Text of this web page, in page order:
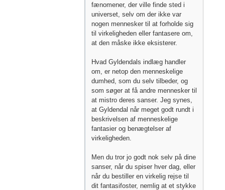
fænomener, der ville finde sted i
universet, selv om der ikke var
nogen mennesker til at forholde sig
til virkeligheden eller fantasere om,
at den måske ikke eksisterer.
Hvad Gyldendals indlæg handler
om, er netop den menneskelige
dumhed, som du selv tilbeder, og
som søger at få andre mennesker til
at mistro deres sanser. Jeg synes,
at Gyldendal når meget godt rundt i
beskrivelsen af menneskelige
fantasier og benægtelser af
virkeligheden.
Men du tror jo godt nok selv på dine
sanser, når du spiser hver dag, eller
når du bestiller en virkelig rejse til
dit fantasifoster, nemlig at et stykke